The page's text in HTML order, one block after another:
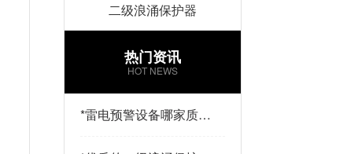
二级浪涌保护器
热门资讯
HOT NEWS
*雷电预警设备哪家质量